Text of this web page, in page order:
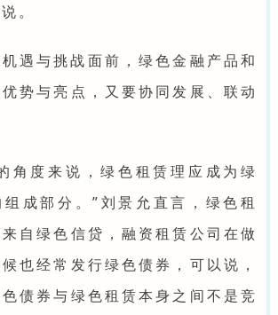
。
遇与挑战面前，绿色金融产品和
势与亮点，又要协同发展、联动
角度来说，绿色租赁理应成为绿
成部分。”刘景允直言，绿色租
自绿色信贷，融资租赁公司在做
也经常发行绿色债券，可以说，
债券与绿色租赁本身之间不是竞